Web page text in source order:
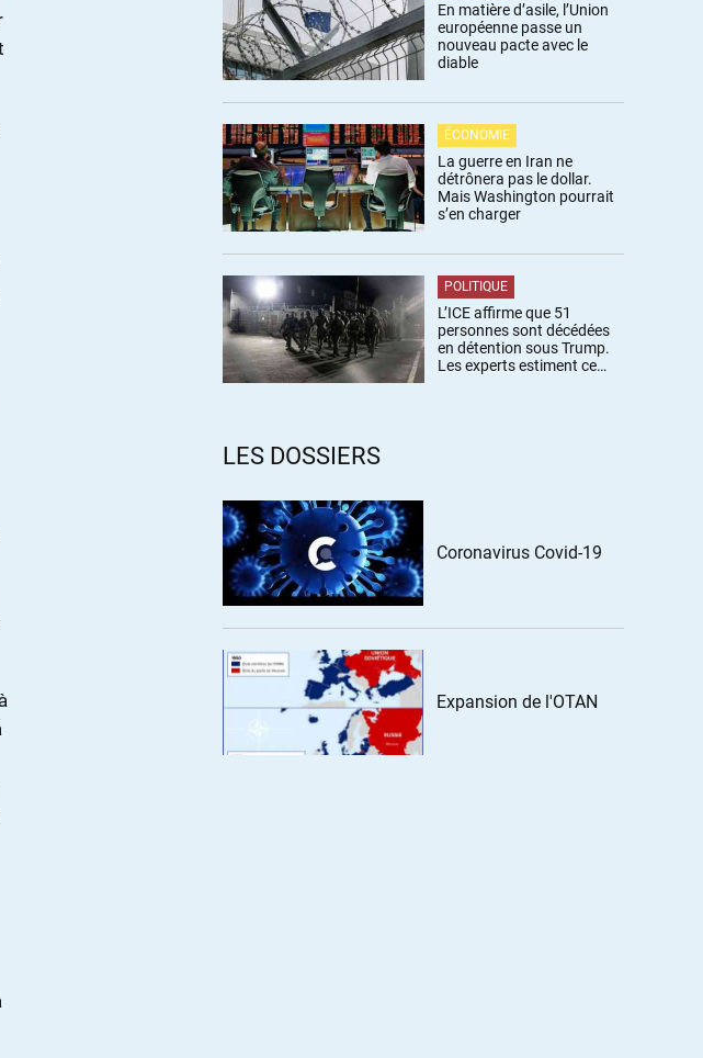
En matière d’asile, l’Union
européenne passe un
nouveau pacte avec le
diable
ÉCONOMIE
La guerre en Iran ne
détrônera pas le dollar.
Mais Washington pourrait
s’en charger
POLITIQUE
L’ICE affirme que 51
personnes sont décédées
en détention sous Trump.
Les experts estiment ce
LES DOSSIERS
Coronavirus Covid-19
Expansion de l'OTAN